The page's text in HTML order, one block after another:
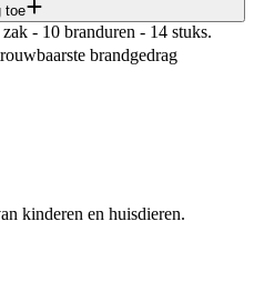
toe
- 10 branduren - 14 stuks.
brandgedrag
kinderen en huisdieren.